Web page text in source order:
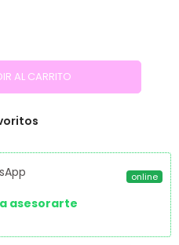
AL CARRITO
asesorarte
online